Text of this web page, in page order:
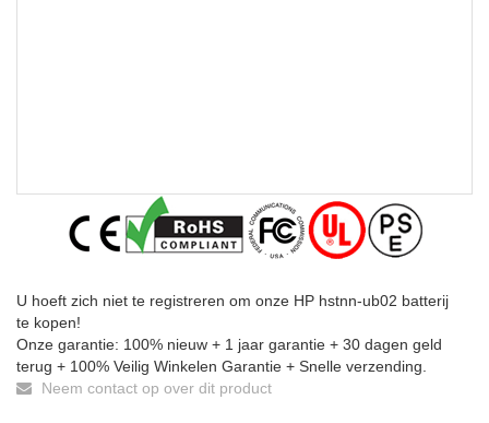
U hoeft zich niet te registreren om onze HP hstnn-ub02 batterij
te kopen!
Onze garantie: 100% nieuw + 1 jaar garantie + 30 dagen geld
terug + 100% Veilig Winkelen Garantie + Snelle verzending.
Neem contact op over dit product